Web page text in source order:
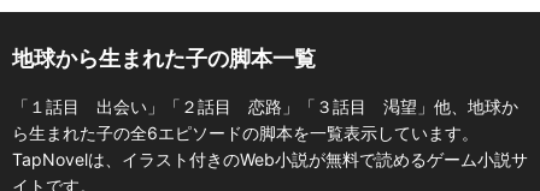
地球から生まれた子の脚本一覧
「１話目 出会い」「２話目 恋路」「３話目 渇望」他、地球か
ら生まれた子の全6エピソードの脚本を一覧表示しています。
TapNovelは、イラスト付きのWeb小説が無料で読めるゲーム小説サ
イトです。